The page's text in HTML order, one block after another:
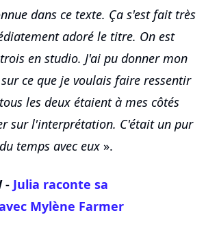
dans ce texte. Ça s'est fait très
adoré le titre. On est
en studio. J'ai pu donner mon
ce que je voulais faire ressentir
les deux étaient à mes côtés
sur l'interprétation. C'était un pur
temps avec eux ».
- Julia raconte sa
Mylène Farmer